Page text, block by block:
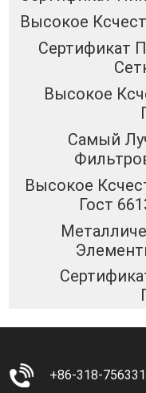
Высокое
Сертификат
Высокое
Самый
Высокое
Гост
+86-318-